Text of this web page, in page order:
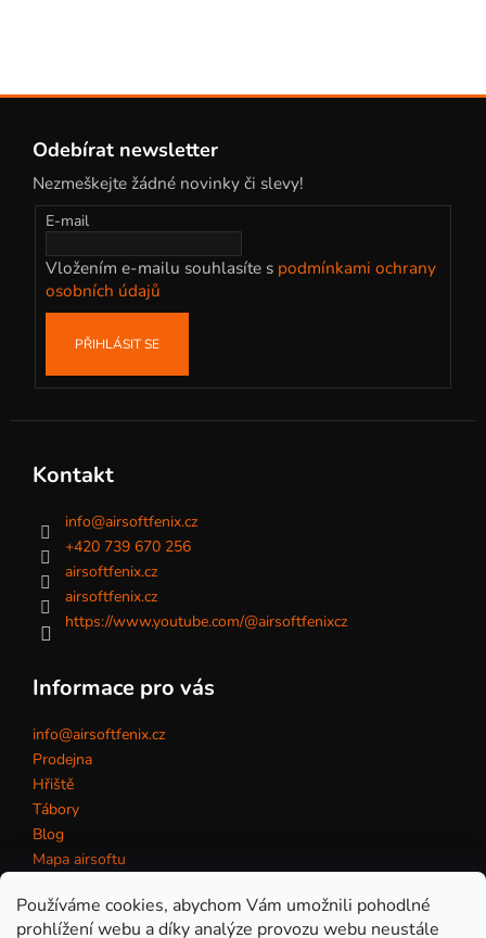
Používáme cookies, abychom Vám umožnili pohodlné
prohlížení webu a díky analýze provozu webu neustále
Odebírat newsletter
Nezmeškejte žádné novinky či slevy!
E-mail
Vložením e-mailu souhlasíte s podmínkami ochrany
osobních údajů
PŘIHLÁSIT SE
Kontakt
info@airsoftfenix.cz
+420 739 670 256
airsoftfenix.cz
airsoftfenix.cz
https://www.youtube.com/@airsoftfenixcz
Informace pro vás
info@airsoftfenix.cz
Prodejna
Hřiště
Tábory
Blog
Mapa airsoftu